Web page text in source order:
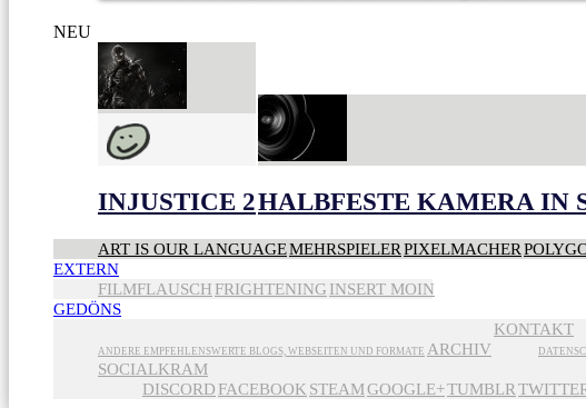
NEU
INJUSTICE 2HALBFESTE KAMERA IN
ART IS OUR LANGUAGEMEHRSPIELERPIXELMACHER
EXTERN
FILMFLAUSCH FRIGHTENING INSERT MOIN
GEDÖNS
ANDERE EMPFEHLENSWERTE BLOGS, WEBSEITEN UND FORMATE ARCHIV
KONTAKT
SOCIALKRAM
DISCORD FACEBOOK STEAMGOOGLE+TUMBLR